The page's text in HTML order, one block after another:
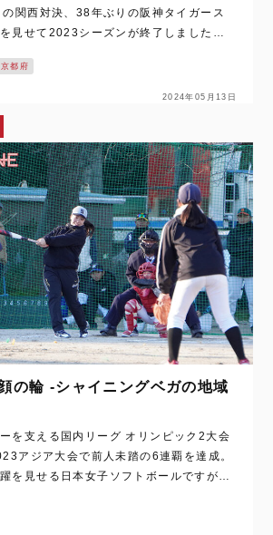
関西対決、38年ぶりの阪神タイガース
見せて2023シーズンが終了しました
リーグ…
京都府
2024年05月13日
の輪 -シャイニングベガの地域
を支える国内リーグ オリンピック2大会
アジア大会で前人未踏の6連覇を達成。
を見せる日本女子ソフトボールですが、
あることを…